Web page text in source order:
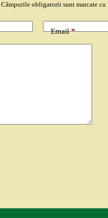
Câmpurile obligatorii sunt marcate cu
Email*